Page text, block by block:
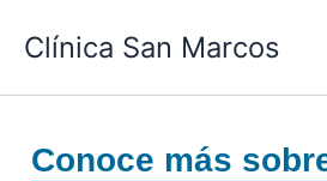
Clínica San Marcos
Conoce más